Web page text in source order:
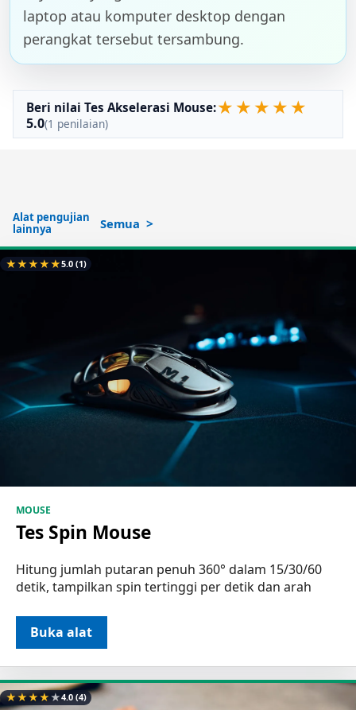
laptop atau komputer desktop dengan
perangkat tersebut tersambung.
Beri nilai Tes Akselerasi Mouse:★ ★ ★ ★ ★
5.0(1 penilaian)
Alat pengujian
lainnya
Semua
★★★★★5.0(1)
MOUSE
Tes Spin Mouse
Hitung jumlah putaran penuh 360° dalam 15/30/60
detik, tampilkan spin tertinggi per detik dan arah
Buka alat
★★★★★4.0(4)